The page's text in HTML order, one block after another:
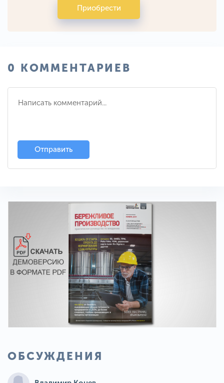
Приобрести
0 КОММЕНТАРИЕВ
Отправить
ОБСУЖДЕНИЯ